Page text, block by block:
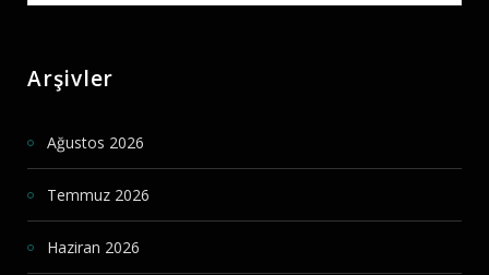
Arşivler
Ağustos 2026
Temmuz 2026
Haziran 2026